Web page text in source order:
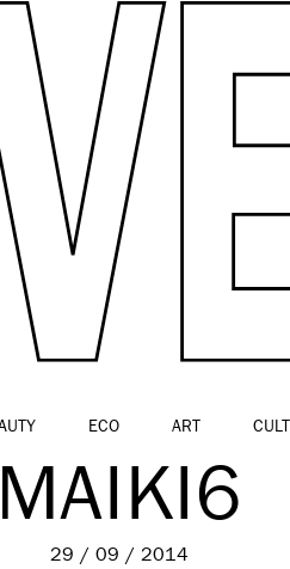
ECO ART
MAIKI6
29 / 09 / 2014